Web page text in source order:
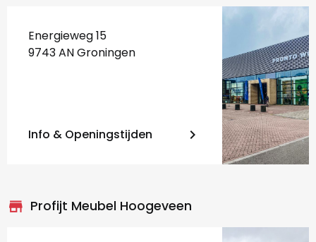
Energieweg 15
9743 AN Groningen
Info & Openingstijden keyboard_arrow_right
store_mall_directory Profijt Meubel Hoogeveen